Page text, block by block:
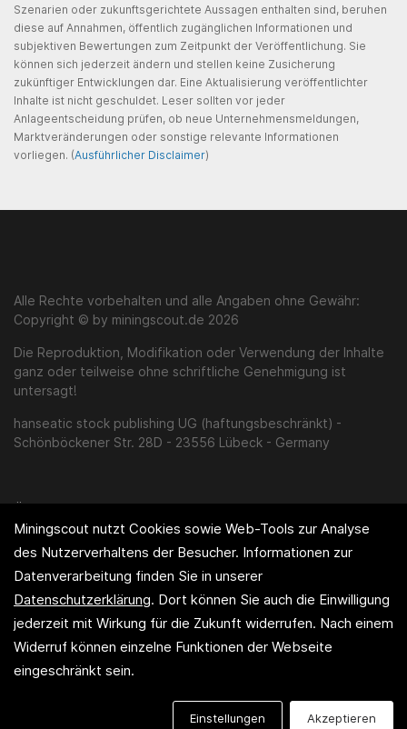
Szenarien oder zukunftsgerichtete Aussagen enthalten sind, beruhen
diese auf Annahmen, öffentlich zugänglichen Informationen und
subjektiven Bewertungen zum Zeitpunkt der Veröffentlichung. Sie
können sich jederzeit ändern und stellen keine Zusicherung
zukünftiger Entwicklungen dar. Eine Aktualisierung veröffentlichter
Inhalte ist nicht geschuldet. Leser sollten vor jeder
Anlageentscheidung prüfen, ob neue Unternehmensmeldungen,
Marktveränderungen oder sonstige relevante Informationen
vorliegen. (Ausführlicher Disclaimer)
Alle Rechte vorbehalten und alle Angaben ohne Gewähr:
Copyright © by miningscout.de 2026
Die Reproduktion, Modifikation oder Verwendung der Inhalte
ganz oder teilweise ohne schriftliche Genehmigung ist
untersagt!
hanseatic stock publishing UG (haftungsbeschränkt) -
Schönböckener Str. 28D - 23556 Lübeck - Germany
Über uns
Impressum
Disclaimer / AGB
Informationsvertragsbedingungen
Datenschutzerklärung
Miningscout nutzt Cookies sowie Web-Tools zur Analyse
des Nutzerverhaltens der Besucher. Informationen zur
Datenverarbeitung finden Sie in unserer
Datenschutzerklärung. Dort können Sie auch die Einwilligung
jederzeit mit Wirkung für die Zukunft widerrufen. Nach einem
Widerruf können einzelne Funktionen der Webseite
eingeschränkt sein.
Einstellungen Akzeptieren